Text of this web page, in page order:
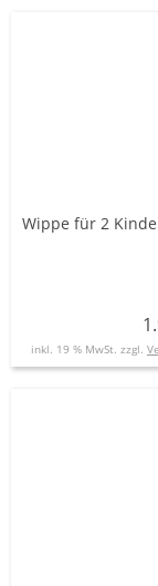
Wippe für 2
inkl. 19 % MwSt. zzgl.